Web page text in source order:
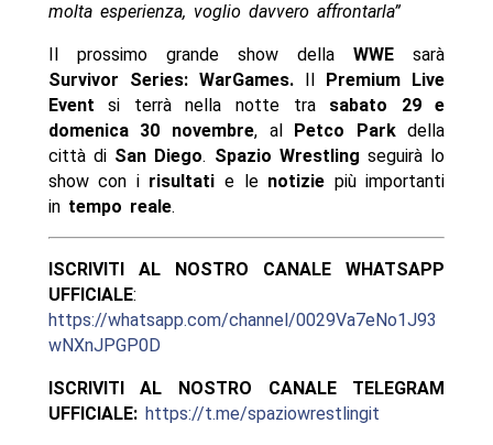
molta esperienza, voglio davvero affrontarla”
Il prossimo grande show dellaWWE sarà
Survivor Series: WarGames.Il
Premium Live
Event si terrà nella notte trasabato 29 e
domenica 30 novembre, al Petco Parkdella
città di San Diego. Spazio Wrestling seguirà lo
show con i risultati e le notizie più importanti
in tempo reale.
ISCRIVITI AL NOSTRO CANALE WHATSAPP
UFFICIALE:
https://whatsapp.com/channel/0029Va7eNo1J93
wNXnJPGP0D
ISCRIVITI AL NOSTRO CANALE TELEGRAM
UFFICIALE: https://t.me/spaziowrestlingit